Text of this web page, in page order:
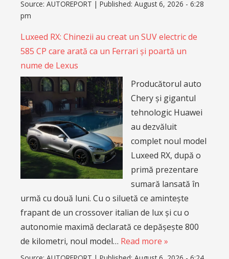
Source: AUTOREPORT | Published: August 6, 2026 - 6:28
pm
Luxeed RX: Chinezii au creat un SUV electric de
585 CP care arată ca un Ferrari și poartă un
nume de Lexus
Producătorul auto
Chery și gigantul
tehnologic Huawei
au dezvăluit
complet noul model
Luxeed RX, după o
primă prezentare
sumară lansată în
urmă cu două luni. Cu o siluetă ce amintește
frapant de un crossover italian de lux și cu o
autonomie maximă declarată ce depășește 800
de kilometri, noul model… Read more »